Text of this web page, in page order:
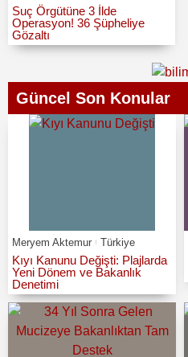
Suç Örgütüne 3 İlde
Operasyon! 36 Şüpheliye
Gözaltı
Güncel Son Konular
Meryem Aktemur Türkiye
Kıyı Kanunu Değişti: Plajlarda
Yeni Dönem ve Bakanlık
Denetimi